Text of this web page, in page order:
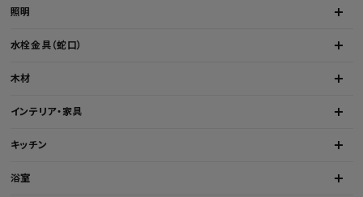
照明
水栓金具（蛇口）
木材
インテリア・家具
キッチン
浴室